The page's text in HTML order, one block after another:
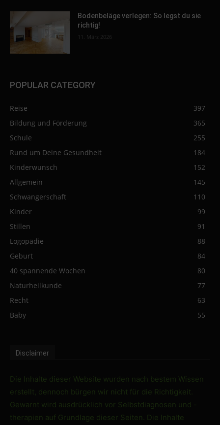
Bodenbeläge verlegen: So legst du sie
richtig!
11. März 2026
POPULAR CATEGORY
Reise
397
Bildung und Förderung
365
Schule
255
Rund um Deine Gesundheit
184
Kinderwunsch
152
Allgemein
145
Schwangerschaft
110
Kinder
99
Stillen
91
Logopädie
88
Geburt
84
40 spannende Wochen
80
Naturheilkunde
77
Recht
63
Baby
55
Disclaimer
Die Inhalte dieser Website wurden nach bestem Wissen
erstellt, dennoch bürgen wir nicht für die Richtigkeit.
Gewarnt wird ausdrücklich vor Selbstdiagnosen und -
therapien auf Grundlage dieser Seiten. Die Inhalte